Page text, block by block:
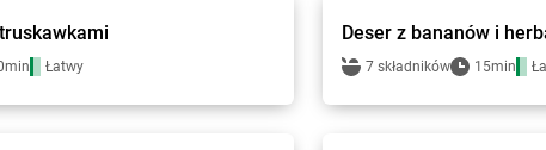
Łatwy
Deser z bananów i
7 składników 15min
bi1 - przepisy